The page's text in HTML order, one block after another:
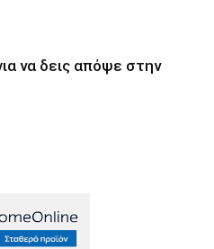
να δεις απόψε στην